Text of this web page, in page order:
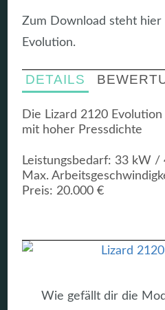
Zum Download steht hier
Evolution.
DETAILS
Die Lizard 2120
mit hoher Pressdichte
Leistungsbedarf: 33 kW /
Max.
Preis: 20.000 €
Wie gefällt dir die